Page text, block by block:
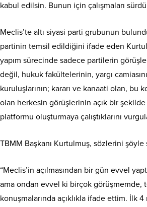
kabul edilsin. Bunun için çalışmaları
Meclis’te altı siyasi parti grubunun
partinin temsil edildiğini ifade eden
yapım sürecinde sadece partilerin
değil, hukuk fakültelerinin, yargı
kuruluşlarının; kararı ve kanaati olan, bu
olan herkesin görüşlerinin açık bir şekilde
platformu oluşturmaya çalıştıklarını
TBMM Başkanı Kurtulmuş, sözlerini şöyle
“Meclis’in açılmasından bir gün evvel
ama ondan evvel ki birçok görüşmemde,
konuşmalarında açıklıkla ifade ettim. İlk